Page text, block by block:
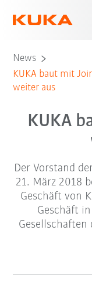
News
KUKA baut mit
weiter aus
KUKA
Der Vorstand
21. März 2018
Geschäft von
Geschäft
Gesellschaften